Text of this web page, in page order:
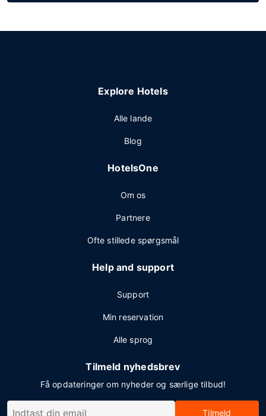
Explore Hotels
Alle lande
Blog
HotelsOne
Om os
Partnere
Ofte stillede spørgsmål
Help and support
Support
Min reservation
Alle sprog
Tilmeld nyhedsbrev
Få opdateringer om nyheder og særlige tilbud!
Tilmeld